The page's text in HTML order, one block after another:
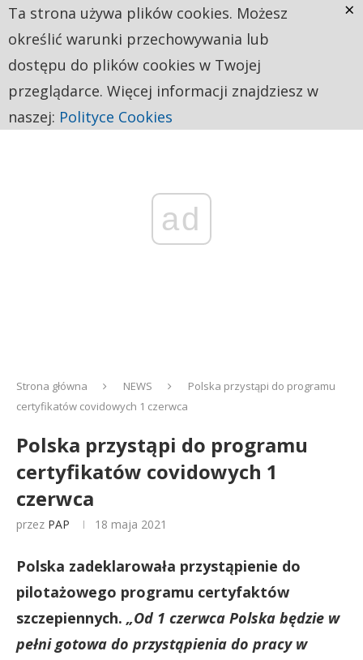
ad
Strona główna NEWS
Polska przystąpi do programu
certyfikatów covidowych 1 czerwca
Polska przystąpi do programu
certyfikatów covidowych 1
czerwca
przez PAP 18 maja 2021
Polska zadeklarowała przystąpienie do
pilotażowego programu certyfaktów
szczepiennych. „Od 1 czerwca Polska będzie w
pełni gotowa do przystąpienia do pracy w
Ta strona używa plików cookies. Możesz
określić warunki przechowywania lub
dostępu do plików cookies w Twojej
przeglądarce. Więcej informacji znajdziesz w
naszej: Polityce Cookies
×